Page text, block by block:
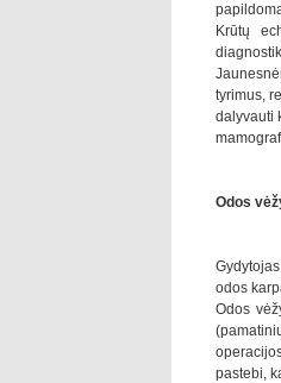
Krūtų
tyrimus,
dalyvauti
Odos
odos
Odos
pastebi,